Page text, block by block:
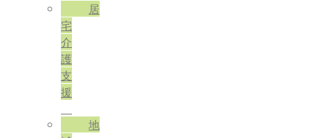
居
宅
介
護
支
援
地